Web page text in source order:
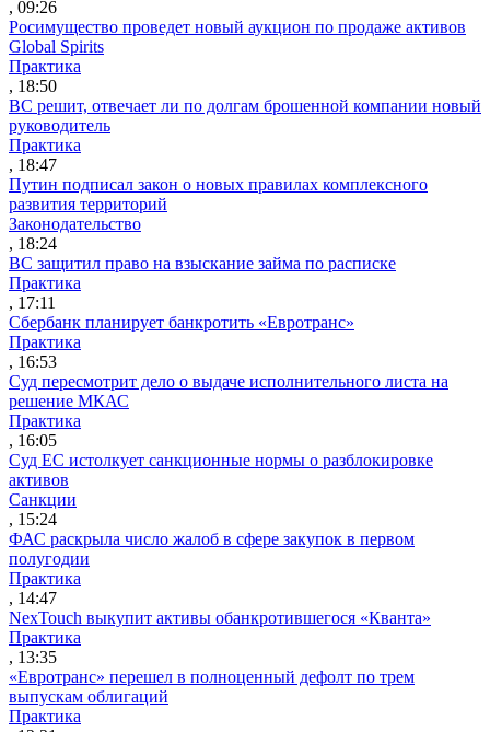
, 09:26
Росимущество проведет новый аукцион по продаже активов
Global Spirits
Практика
, 18:50
ВС решит, отвечает ли по долгам брошенной компании новый
руководитель
Практика
, 18:47
Путин подписал закон о новых правилах комплексного
развития территорий
Законодательство
, 18:24
ВС защитил право на взыскание займа по расписке
Практика
, 17:11
Сбербанк планирует банкротить «Евротранс»
Практика
, 16:53
Суд пересмотрит дело о выдаче исполнительного листа на
решение МКАС
Практика
, 16:05
Суд ЕС истолкует санкционные нормы о разблокировке
активов
Санкции
, 15:24
ФАС раскрыла число жалоб в сфере закупок в первом
полугодии
Практика
, 14:47
NexTouch выкупит активы обанкротившегося «Кванта»
Практика
, 13:35
«Евротранс» перешел в полноценный дефолт по трем
выпускам облигаций
Практика